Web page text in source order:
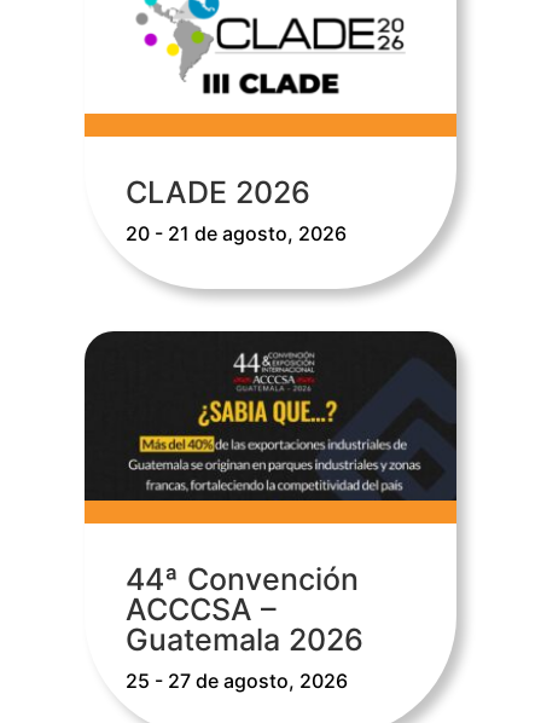
CLADE 2026
20 - 21 de agosto, 2026
44ª Convención
ACCCSA –
Guatemala 2026
25 - 27 de agosto, 2026